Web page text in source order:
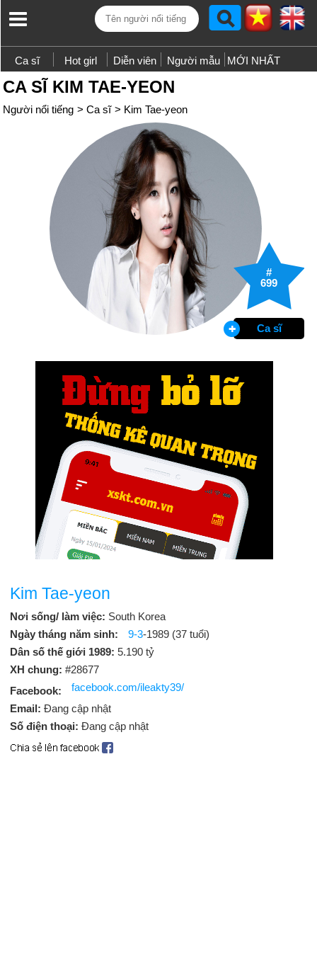
Ca sĩ Hot girl Diễn viên Người mẫu MỚI NHẤT
CA SĨ KIM TAE-YEON
Người nổi tiếng > Ca sĩ > Kim Tae-yeon
#
699
Ca sĩ
Kim Tae-yeon
Nơi sống/ làm việc: South Korea
Ngày tháng năm sinh:
9-3-1989 (37 tuổi)
Dân số thế giới 1989: 5.190 tỷ
XH chung: #28677
Facebook:
facebook.com/ileakty39/
Email: Đang cập nhật
Số điện thoại: Đang cập nhật